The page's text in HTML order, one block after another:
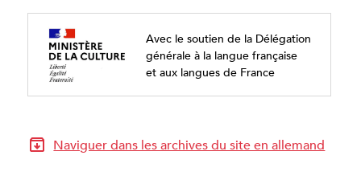
Avec le soutien de la Délégation
générale à la langue française
et aux langues de France
Naviguer dans les archives du site en allemand